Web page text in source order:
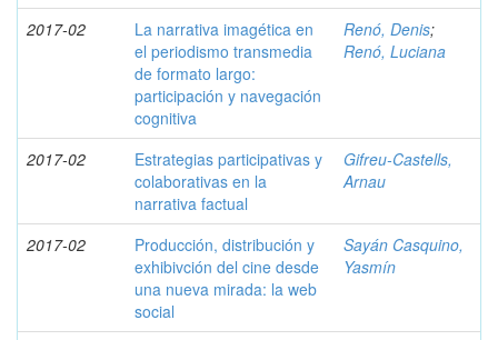
2017-02
La narrativa imagética en
el periodismo transmedia
de formato largo:
participación y navegación
cognitiva
Renó, Denis;
Renó, Luciana
2017-02
Estrategias participativas y
colaborativas en la
narrativa factual
Gifreu-Castells,
Arnau
2017-02
Producción, distribución y
exhibivción del cine desde
una nueva mirada: la web
social
Sayán Casquino,
Yasmín